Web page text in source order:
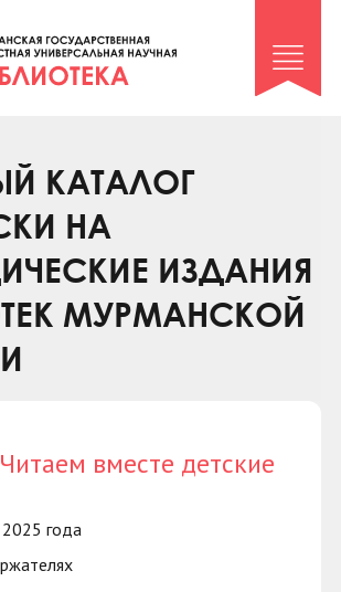
и сельдерей»
архив»
КАТАЛОГ
НА
ИЗДАНИЯ
МУРМАНСКОЙ
вместе детские
года